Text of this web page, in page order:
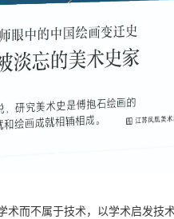
术而不属于技术，以学术启发技